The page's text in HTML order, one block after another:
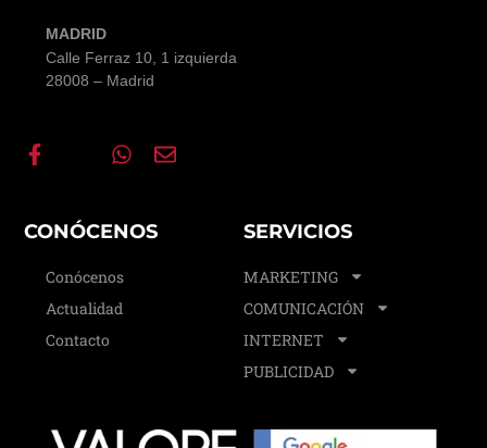
SERVICIOS
MARKETING
COMUNICACIÓN
INTERNET
PUBLICIDAD
CONÓCENOS
Conócenos
Actualidad
Contacto
MADRID
Calle Ferraz 10, 1 izquierda
28008 – Madrid